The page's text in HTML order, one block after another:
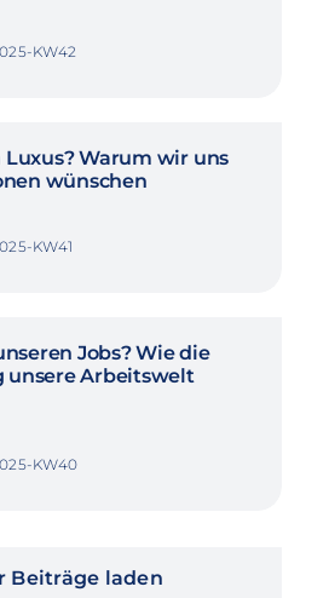
KW42
Luxus? Warum wir uns
wünschen
KW41
Jobs? Wie die
unsere Arbeitswelt
KW40
Beiträge laden